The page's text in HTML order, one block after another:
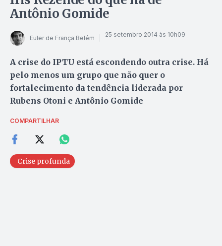
Antônio Gomide
Euler de França Belém 25 setembro 2014 às 10h09
A crise do IPTU está escondendo outra crise. Há
pelo menos um grupo que não quer o
fortalecimento da tendência liderada por
Rubens Otoni e Antônio Gomide
COMPARTILHAR
Crise profunda